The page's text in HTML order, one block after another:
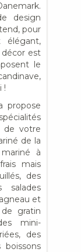
design
pour
décor est
le
!
propose
de votre
de la
à
mais
des
et
gratin
mini-
des